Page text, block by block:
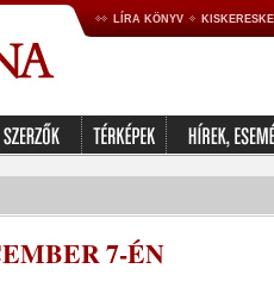
LÍRA KÖNYV
7-ÉN